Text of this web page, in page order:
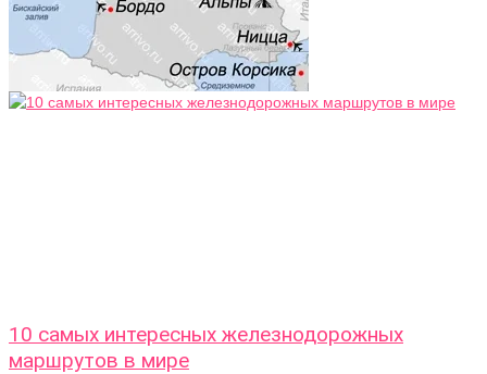
10 самых интересных железнодорожных
маршрутов в мире